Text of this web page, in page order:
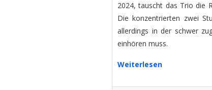
2024, tauscht das Trio die
Die konzentrierten zwei
allerdings in der schwer
einhören muss.
Weiterlesen